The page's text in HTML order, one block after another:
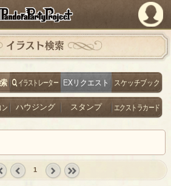
PandoraPartyProject
イラスト検索
イラストレーター EXリクエスト スケッチブック
ン ハウジング スタンプ エクストラカード
1